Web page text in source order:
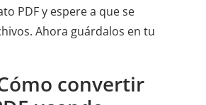
PDF y espere a que se
Ahora guárdalos en tu
convertir